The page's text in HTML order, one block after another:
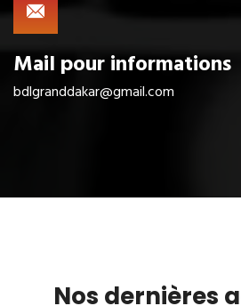
Mail pour informations
bdlgranddakar@gmail.com
Nos dernières